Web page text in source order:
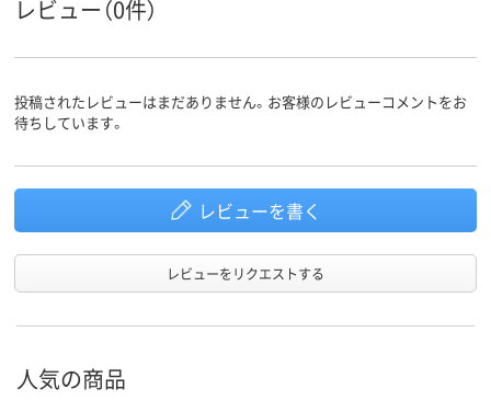
レビュー（0件）
投稿されたレビューはまだありません。お客様のレビューコメントをお
待ちしています。
レビューを書く
レビューをリクエストする
人気の商品